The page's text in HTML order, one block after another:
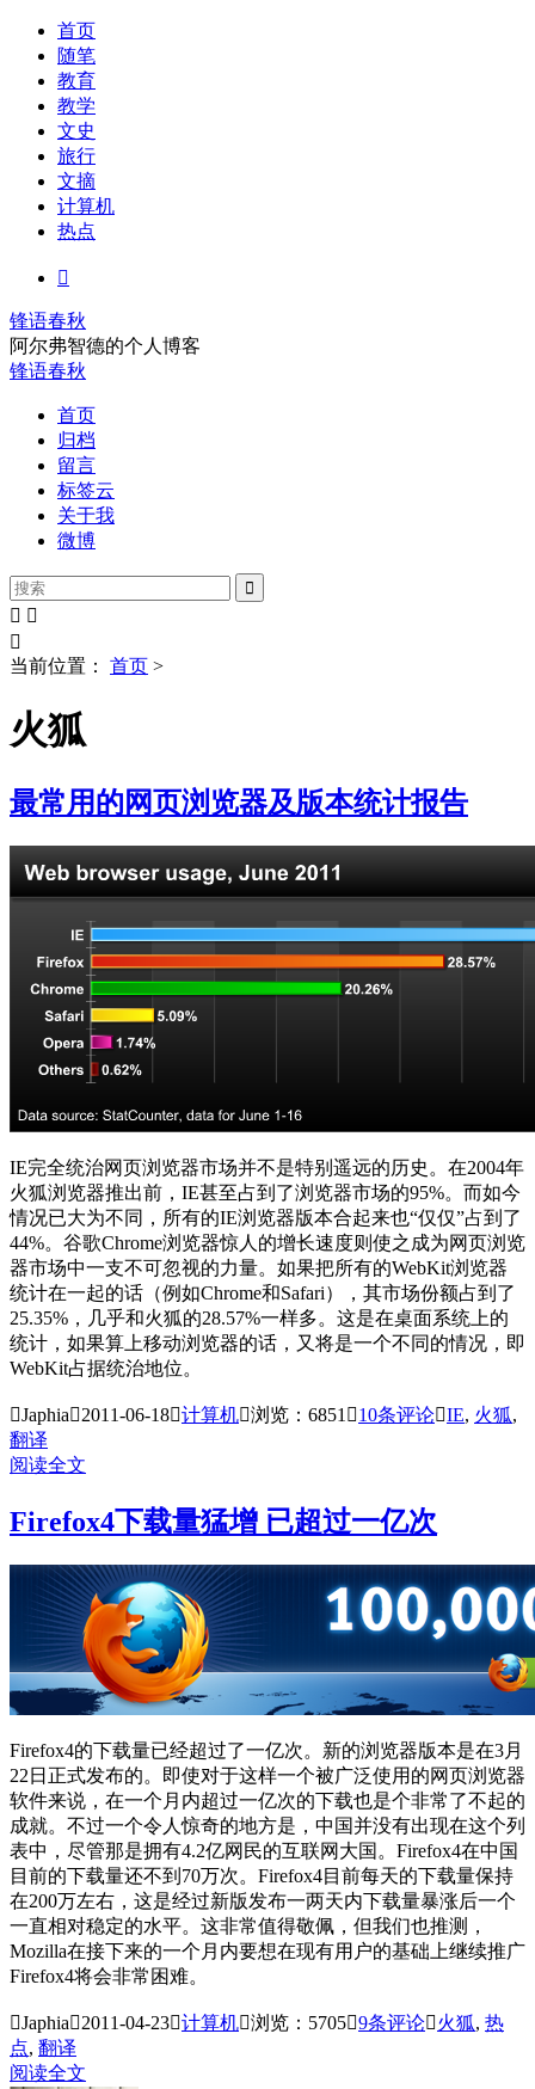
首页
随笔
教育
教学
文史
旅行
文摘
计算机
热点

锋语春秋
阿尔弗智德的个人博客
锋语春秋
首页
归档
留言
标签云
关于我
微博

 

当前位置： 首页 >
火狐
最常用的网页浏览器及版本统计报告
IE完全统治网页浏览器市场并不是特别遥远的历史。在2004年
火狐浏览器推出前，IE甚至占到了浏览器市场的95%。而如今
情况已大为不同，所有的IE浏览器版本合起来也“仅仅”占到了
44%。谷歌Chrome浏览器惊人的增长速度则使之成为网页浏览
器市场中一支不可忽视的力量。如果把所有的WebKit浏览器
统计在一起的话（例如Chrome和Safari），其市场份额占到了
25.35%，几乎和火狐的28.57%一样多。这是在桌面系统上的
统计，如果算上移动浏览器的话，又将是一个不同的情况，即
WebKit占据统治地位。
Japhia2011-06-18计算机浏览：6851 10条评论IE, 火狐,
翻译
阅读全文
Firefox4下载量猛增 已超过一亿次
Firefox4的下载量已经超过了一亿次。新的浏览器版本是在3月
22日正式发布的。即使对于这样一个被广泛使用的网页浏览器
软件来说，在一个月内超过一亿次的下载也是个非常了不起的
成就。不过一个令人惊奇的地方是，中国并没有出现在这个列
表中，尽管那是拥有4.2亿网民的互联网大国。Firefox4在中国
目前的下载量还不到70万次。Firefox4目前每天的下载量保持
在200万左右，这是经过新版发布一两天内下载量暴涨后一个
一直相对稳定的水平。这非常值得敬佩，但我们也推测，
Mozilla在接下来的一个月内要想在现有用户的基础上继续推广
Firefox4将会非常困难。
Japhia2011-04-23计算机浏览：57059条评论火狐, 热
点, 翻译
阅读全文